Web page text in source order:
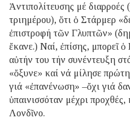
Ἀντιπολίτευσης μέ
τριημέρου), ὅτι ὁ Στάρμερ
ἐπιστροφή τῶν Γλυπτῶν»
ἔκανε.) Ναί, ἐπίσης, μπορεῖ
αὐτήν του τήν συνέντευξη
«ὄξυνε» καί νά μίλησε
γιά «ἐπανένωση» –ὄχι γιά
ὑπαινισσόταν μέχρι
Λονδῖνο.